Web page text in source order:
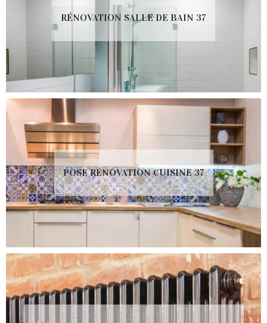
RÉNOVATION SALLE DE BAIN 37
POSE RÉNOVATION CUISINE 37